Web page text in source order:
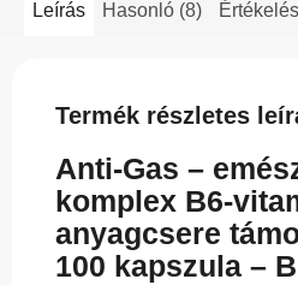
Leírás Hasonló (8) Értékelés
Termék részletes
Anti-Gas –
komplex B6-
anyagcsere
100 kapszula –